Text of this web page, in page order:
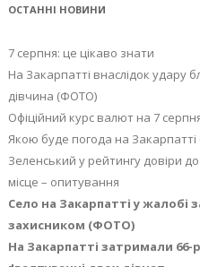
ОСТАННІ НОВИНИ
7 серпня: це цікаво знати
На Закарпатті внаслідок удару
дівчина (ФОТО)
Офіційний курс валют на 7
Якою буде погода на Закарпатті
Зеленський у рейтингу довіри
місце – опитування
Село на Закарпатті у жалобі
захисником (ФОТО)
На Закарпатті затримали 66-